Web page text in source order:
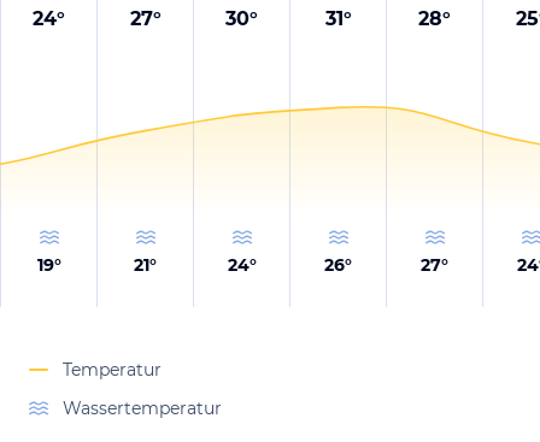
24°
19°
27°
21°
30°
24°
31°
26°
28°
27°
25
24
Temperatur
Wassertemperatur